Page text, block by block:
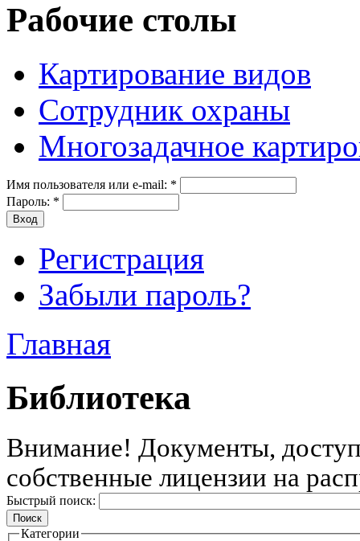
Рабочие столы
Картирование видов
Сотрудник охраны
Многозадачное
Имя пользователя или e-mail: *
Пароль: *
Регистрация
Забыли пароль?
Главная
Библиотека
Внимание! Документы,
собственные лицензии на
Быстрый поиск:
Категории